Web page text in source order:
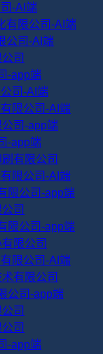
-AI端
有限公司-AI端
公司-AI端
司
-app端
司-AI端
限公司-AI端
司-app端
-app端
有限公司
限公司-AI端
限公司-app端
司
限公司-app端
限公司
限公司-AI端
有限公司
公司-app端
司
司
-app端